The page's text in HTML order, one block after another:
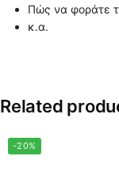
Πώς να φοράτε
κ.α.
Related
-20%